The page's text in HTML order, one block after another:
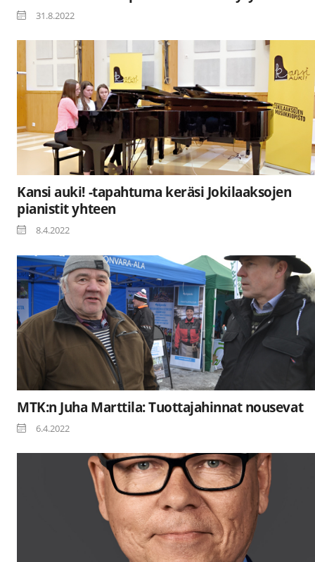
31.8.2022
Kansi auki! -tapahtuma keräsi Jokilaaksojen
pianistit yhteen
8.4.2022
MTK:n Juha Marttila: Tuottajahinnat nousevat
6.4.2022